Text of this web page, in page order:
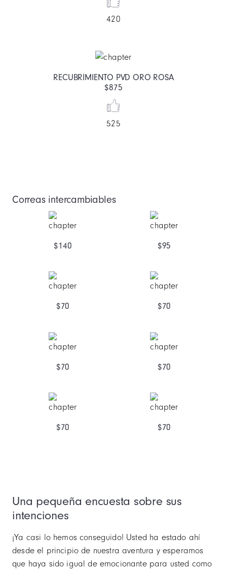
420
RECUBRIMIENTO PVD ORO ROSA
$875
525
Correas intercambiables
$140 $95
$70 $70
$70 $70
$70 $70
Una pequeña encuesta sobre sus
intenciones
¡Ya casi lo hemos conseguido! Usted ha estado ahí
desde el principio de nuestra aventura y esperamos
que haya sido igual de emocionante para usted como